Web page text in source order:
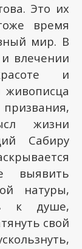
Это их
время
мир. В
влечении
и
живописца
жизни
Сабиру
выявить
натуры,
к душе,
свой